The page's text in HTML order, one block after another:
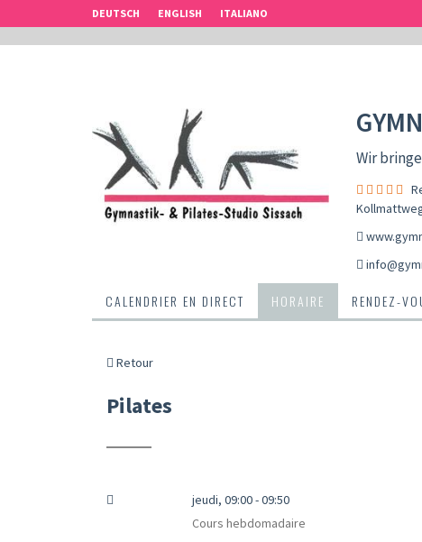
DEUTSCH ENGLISH ITALIANO
Wir
CALENDRIER EN DIRECT HORAIRE RENDEZ-
Retour
Pilates
jeudi, 09:00 - 09:50
Cours hebdomadaire